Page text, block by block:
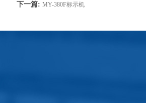
下一篇: MY-380F标示机